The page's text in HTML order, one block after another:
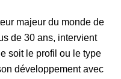
majeur du monde de
de 30 ans, intervient
soit le profil ou le type
développement avec